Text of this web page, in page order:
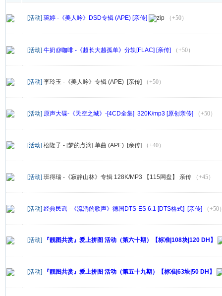
[活动] 琬婷 -《美人吟》DSD专辑 (APE) [亲传] （+50）
[活动] 牛奶@咖啡 -《越长大越孤单》分轨[FLAC] [亲传] （+50）
[活动] 李玲玉 -《美人吟》专辑 (APE) [亲传] （+50）
[活动] 原声大碟-《天空之城》-[4CD全集] 320K/mp3 [原创亲传] （+50）
[活动] 松隆子.-.[梦的点滴].单曲 (APE) [亲传] （+40）
[活动] 班得瑞 -《寂静山林》专辑 128K/MP3 【115网盘】 亲传 （+45）
[活动] 经典民谣 -《流淌的歌声》德国DTS-ES 6.1 [DTS格式] [亲传] （+50
[活动] 『靓图共赏』爱上拼图 活动（第六十期）【标准|108块|120 DH】
[活动] 『靓图共赏』爱上拼图 活动（第五十九期）【标准|63块|50 DH】